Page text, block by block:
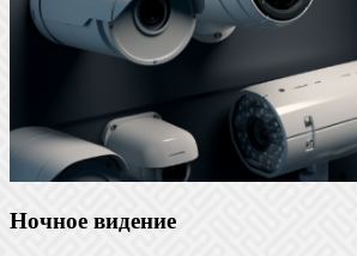
Ночное видение